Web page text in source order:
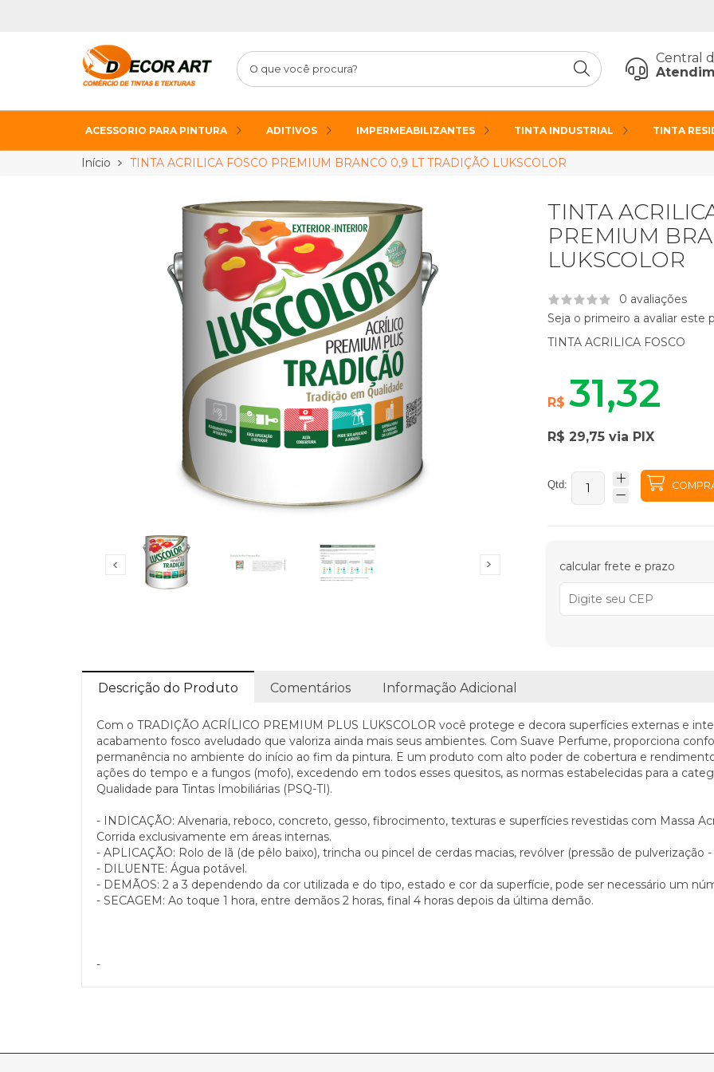
Central
ACESSORIO PARA PINTURA ADITIVOS IMPERMEABILIZANTES TINTA INDUSTRIAL TINTA
Início TINTA ACRILICA FOSCO PREMIUM BRANCO 0,9 LT TRADIÇÃO LUKSCOLOR
TINTA
PREMIUM
LUKSCOLOR
0 avaliações
Seja o primeiro a avaliar este
TINTA ACRILICA FOSCO
R$ 31,32
R$ 29,75 via PIX
Qtd:
calcular frete e prazo
Descrição do Produto Comentários Informação Adicional
Com o TRADIÇÃO ACRÍLICO PREMIUM PLUS LUKSCOLOR você protege e decora superfícies externas e
acabamento fosco aveludado que valoriza ainda mais seus ambientes. Com Suave Perfume, proporciona
permanência no ambiente do início ao fim da pintura. E um produto com alto poder de cobertura e
ações do tempo e a fungos (mofo), excedendo em todos esses quesitos, as normas estabelecidas para a
Qualidade para Tintas Imobiliárias (PSQ-TI).
- INDICAÇÃO: Alvenaria, reboco, concreto, gesso, fibrocimento, texturas e superfícies revestidas com Massa
Corrida exclusivamente em áreas internas.
- APLICAÇÃO: Rolo de lã (de pêlo baixo), trincha ou pincel de cerdas macias, revólver (pressão de pulverização
- DILUENTE: Água potável.
- DEMÃOS: 2 a 3 dependendo da cor utilizada e do tipo, estado e cor da superfície, pode ser necessário um
- SECAGEM: Ao toque 1 hora, entre demãos 2 horas, final 4 horas depois da última demão.
-